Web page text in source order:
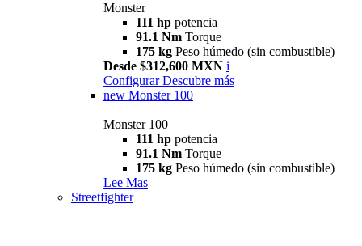
Monster
111 hp potencia
91.1 Nm Torque
175 kg Peso húmedo (sin combustible)
Desde $312,600 MXN i
Configurar Descubre más
new Monster 100
Monster 100
111 hp potencia
91.1 Nm Torque
175 kg Peso húmedo (sin combustible)
Lee Mas
Streetfighter